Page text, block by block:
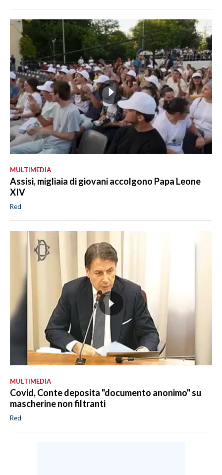
MULTIMEDIA
Assisi, migliaia di giovani accolgono Papa Leone
XIV
Red
MULTIMEDIA
Covid, Conte deposita "documento anonimo" su
mascherine non filtranti
Red